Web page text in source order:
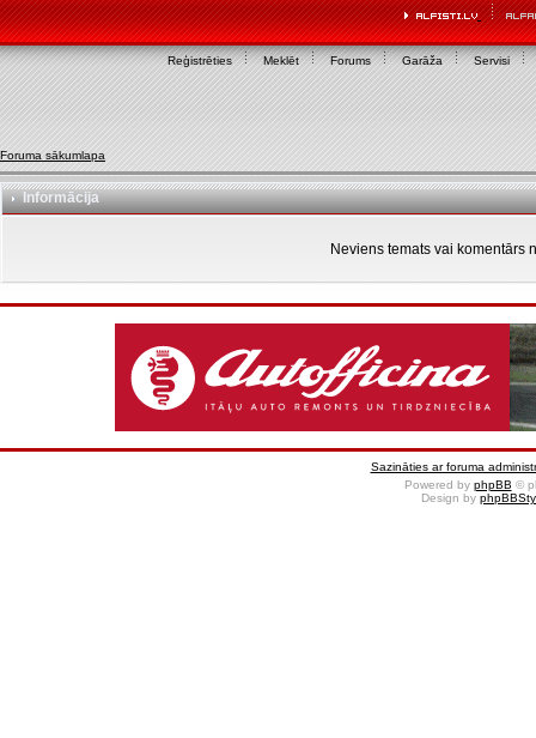
Reģistrēties Meklēt Forums Garāža Servisi
Foruma sākumlapa
Informācija
Neviens temats vai komentārs
Sazināties ar foruma
Powered by phpBB ©
Design by